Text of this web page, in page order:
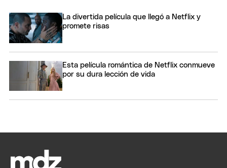
La divertida película que llegó a Netflix y
promete risas
Esta película romántica de Netflix conmueve
por su dura lección de vida